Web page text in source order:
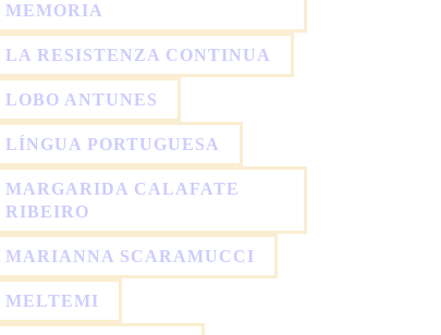
MEMORIA
LA RESISTENZA CONTINUA
LOBO ANTUNES
LÍNGUA PORTUGUESA
MARGARIDA CALAFATE
RIBEIRO
MARIANNA SCARAMUCCI
MELTEMI